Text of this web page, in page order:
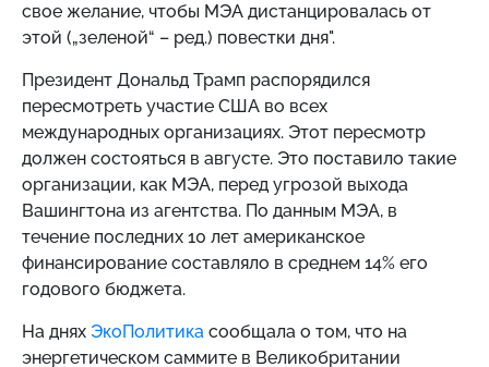
свое желание, чтобы МЭА дистанцировалась от
этой („зеленой“ – ред.) повестки дня".
Президент Дональд Трамп распорядился
пересмотреть участие США во всех
международных организациях. Этот пересмотр
должен состояться в августе. Это поставило такие
организации, как МЭА, перед угрозой выхода
Вашингтона из агентства. По данным МЭА, в
течение последних 10 лет американское
финансирование составляло в среднем 14% его
годового бюджета.
На днях ЭкоПолитика сообщала о том, что на
энергетическом саммите в Великобритании